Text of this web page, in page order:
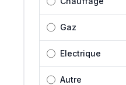
Gaz
Electrique
Autre